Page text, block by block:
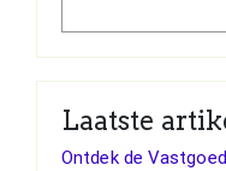
Laatste
Ontdek de